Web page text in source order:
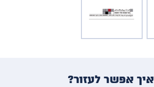
איך אפשר לעזור?